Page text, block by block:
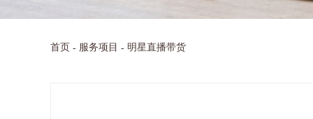
首页 - 服务项目 - 明星直播带货